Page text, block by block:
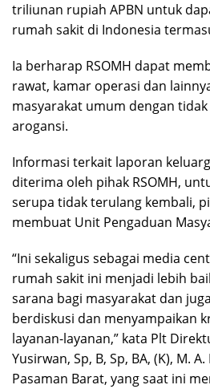
triliunan rupiah APBN untuk
rumah sakit di Indonesia
Ia berharap RSOMH dapat
rawat, kamar operasi dan
masyarakat umum dengan
arogansi.
Informasi terkait laporan
diterima oleh pihak RSOMH,
serupa tidak terulang kembali,
membuat Unit Pengaduan
“Ini sekaligus sebagai media
rumah sakit ini menjadi lebih
sarana bagi masyarakat dan
berdiskusi dan menyampaikan
layanan-layanan,” kata Plt
Yusirwan, Sp, B, Sp, BA, (K), M. A.
Pasaman Barat, yang saat ini